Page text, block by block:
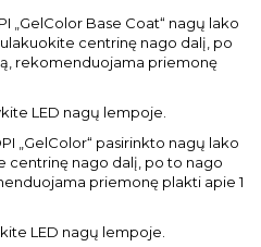
„GelColor Base Coat“ nagų lako
centrinę nago dalį, po
rekomenduojama priemonę
LED nagų lempoje.
„GelColor“ pasirinkto nagų lako
centrinę nago dalį, po to nago
priemonę plakti apie 1
LED nagų lempoje.